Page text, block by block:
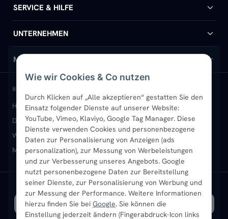
Wie wir Cookies & Co nutzen
Durch Klicken auf „Alle akzeptieren“ gestatten Sie den
Einsatz folgender Dienste auf unserer Website:
YouTube, Vimeo, Klaviyo, Google Tag Manager. Diese
Dienste verwenden Cookies und personenbezogene
Daten zur Personalisierung von Anzeigen (ads
personalization), zur Messung von Werbeleistungen
und zur Verbesserung unseres Angebots. Google
nutzt personenbezogene Daten zur Bereitstellung
seiner Dienste, zur Personalisierung von Werbung und
zur Messung der Performance. Weitere Informationen
hierzu finden Sie bei Google. Sie können die
Einstellung jederzeit ändern (Fingerabdruck-Icon links
Badheizkörper
Handtuchheizkörper
Design-Heizkörper
Paneelheizkörper
Vertikal-Heizkörper
Heizkörper-Zubehör
SERVICE & HILFE
Hilfe & Kontakt
Versand & Lieferung
Rückgabe & Widerruf
Garantie & Gewährleistung
Montageservice vor Ort
Sendung verfolgen
UNTERNEHMEN
Wir über uns
Standort & Abholung Jüchen
B2B-Kunden
Karriere
Ratgeber
Bestpreisgarantie
MEIN KONTO
Anmelden / Mein Konto
Merkliste
Newsletter
Aktuelle Angebote
BELIEBTE KATEGORIEN
Heizkörper kaufenBadheizkörperHandtuchheizkörper
Design-HeizkörperPaneelheizkörperVertikal-Heizkörper
Wandheizkörper Wohnraum-Heizkörper Badheizkörper Schwarz
Mischbetrieb-HeizkörperHeizkörper-ZubehörAktuelle Angebote
SICHERE ZAHLUNG VERSAND MIT